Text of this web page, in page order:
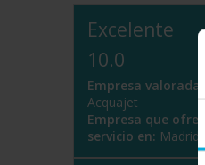
Excelente
10.0
Empresa valorada:
Acquajet
Empresa que ofrece
servicio en: Madrid